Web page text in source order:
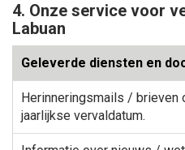
4. Onze service voor
Labuan
Geleverde diensten en
Herinneringsmails / brieven
jaarlijkse vervaldatum.